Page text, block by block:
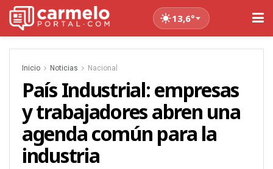
13,6°
Inicio Noticias Nacional
País Industrial: empresas
y trabajadores abren una
agenda común para la
industria